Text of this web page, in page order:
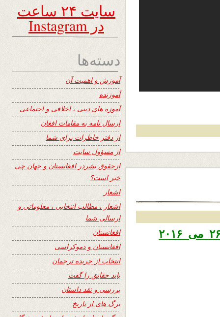
سایت ۲۴ ساعت
در Instagram
دسته‌ها
آموزش و اهمیت آن
آموزنده
آموزه های دینی ، اخلاقی و اجتماعی
ارسال نامه به مقامات افغان
از دفتر خاطرات برای شما
از مسؤول سایت
ازحقوق بشردر افغانستان و جهان چی
خبر است؟
اشعار
اشعار ، مطالب انتخابی ، معلوماتی و
ارسالی شما
افغانستان
افغانستان و دموکراسی
انتخاب از جریده ترجمان
باید حقایق را گفت
بررسی و نقد داستان
برگ های از تاریخ